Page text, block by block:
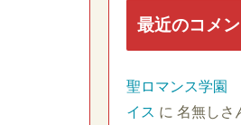
最近のコメ
聖ロマンス学園
イス に 名無しさ